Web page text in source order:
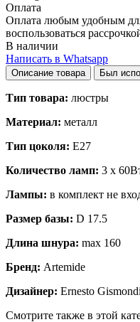
Оплата
Оплата любым удобным
воспользоваться
В наличии
Написать в Whatsapp
Описание товара Был
Тип товара: люстры
Материал: металл
Тип цоколя: E27
Количество ламп: 3 x
Лампы: в комплект не
Размер базы: D 17.5
Длина шнура: max 160
Бренд: Artemide
Дизайнер: Ernesto Gismondi
Смотрите также в этой